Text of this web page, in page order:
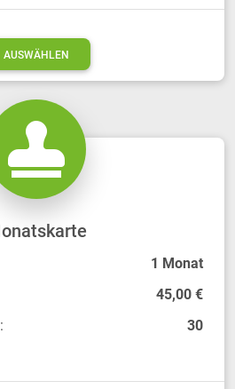
AUSWÄHLEN
1 Monat
45,00 €
30